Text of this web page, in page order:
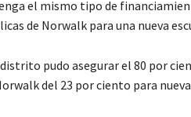
el mismo tipo de
de Norwalk para una nueva
distrito pudo asegurar el 80 por
del 23 por ciento para